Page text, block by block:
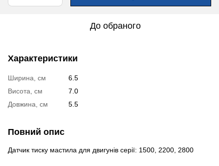
До обраного
Характеристики
Ширина, см
6.5
Висота, см
7.0
Довжина, см
5.5
Повний опис
Датчик тиску мастила для двигунів серії: 1500, 2200, 2800